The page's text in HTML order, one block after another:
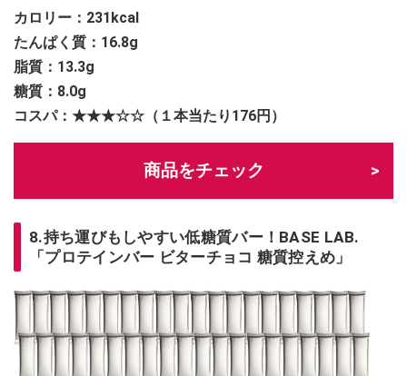
カロリー：231kcal
たんぱく質：16.8g
脂質：13.3g
糖質：8.0g
コスパ：★★★☆☆（１本当たり176円）
商品をチェック
8.持ち運びもしやすい低糖質バー！BASE LAB.
「プロテインバー ビターチョコ 糖質控えめ」